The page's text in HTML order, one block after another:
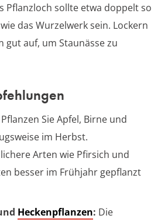
Pflanzloch sollte etwa doppelt so
das Wurzelwerk sein. Lockern
gut auf, um Staunässe zu
Pflanzen Sie Apfel, Birne und
im Herbst.
Arten wie Pfirsich und
besser im Frühjahr gepflanzt
Heckenpflanzen: Die